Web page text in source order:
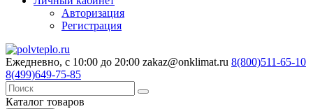
Авторизация
Регистрация
Ежедневно, с 10:00 до 20:00 zakaz@onklimat.ru 8(800)511-65-10
8(499)649-75-85
Каталог товаров